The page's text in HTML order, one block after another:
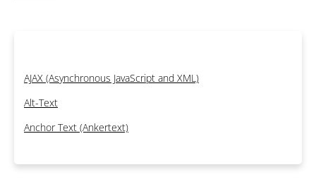
AJAX (Asynchronous JavaScript and XML)
Alt-Text
Anchor Text (Ankertext)